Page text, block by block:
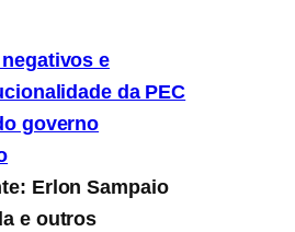
e
da PEC
governo
Erlon Sampaio
e outros